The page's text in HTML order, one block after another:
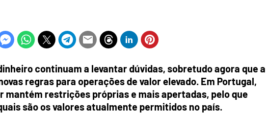
continuam a levantar dúvidas, sobretudo agora que a
regras para operações de valor elevado. Em Portugal,
mantém restrições próprias e mais apertadas, pelo que
são os valores atualmente permitidos no país.